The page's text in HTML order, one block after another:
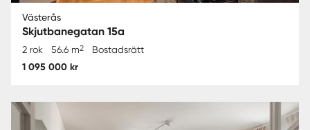
Västerås
Skjutbanegatan 15a
2 rok 56.6 m2 Bostadsrätt
1 095 000 kr